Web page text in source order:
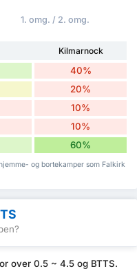
1. omg. / 2. omg.
Kilmarnock
40%
20%
10%
10%
60%
og bortekamper som Falkirk
over 0.5 ~ 4.5 og BTTS.